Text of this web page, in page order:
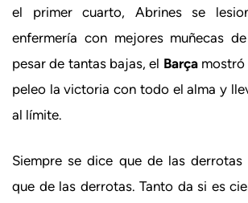
el primer cuarto, Abrines se
enfermería con mejores muñecas
pesar de tantas bajas, el Barçamostró
peleo la victoria con todo el alma y
al límite.
Siempre se dice que de las derrotas
que de las derrotas. Tanto da si es